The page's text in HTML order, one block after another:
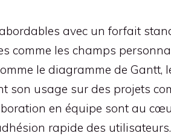
avec un forfait
comme les champs
le diagramme de
son usage sur des projets
en équipe sont au
rapide des utilisateurs.